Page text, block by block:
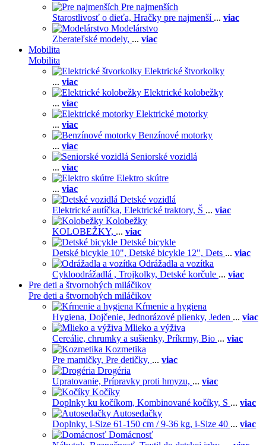
Pre najmenších
Starostlivosť o dieťa, Hračky pre najmenší ... viac
Modelárstvo
Zberateľské modely, ... viac
Mobilita
Mobilita
Elektrické štvorkolky
... viac
Elektrické kolobežky
... viac
Elektrické motorky
... viac
Benzínové motorky
... viac
Seniorské vozidlá
... viac
Elektro skútre
... viac
Detské vozidlá
Elektrické autíčka, Elektrické traktory, Š ... viac
Kolobežky
KOLOBEŽKY, ... viac
Detské bicykle
Detské bicykle 10", Detské bicykle 12", Dets ... viac
Odrážadla a vozítka
Cykloodrážadlá , Trojkolky, Detské korčule ... viac
Pre deti a štvornohých miláčikov
Pre deti a štvornohých miláčikov
Kŕmenie a hygiena
Hygiena, Dojčenie, Jednorázové plienky, Jeden ... viac
Mlieko a výživa
Cereálie, chrumky a sušienky, Príkrmy, Bio ... viac
Kozmetika
Pre mamičky, Pre detičky, ... viac
Drogéria
Upratovanie, Prípravky proti hmyzu, ... viac
Kočíky
Doplnky ku kočíkom, Kombinované kočíky, S ... viac
Autosedačky
Doplnky, i-Size 61-150 cm / 9-36 kg, i-Size 40 ... viac
Domácnosť